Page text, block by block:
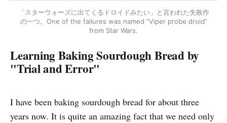
「スターウォーズに出てくるドロイドみたい」と言われた失敗作
の一つ。One of the failures was named "Viper probe droid”
from Star Wars.
Learning Baking Sourdough Bread by
"Trial and Error"
I have been baking sourdough bread for about three
years now. It is quite an amazing fact that we need only